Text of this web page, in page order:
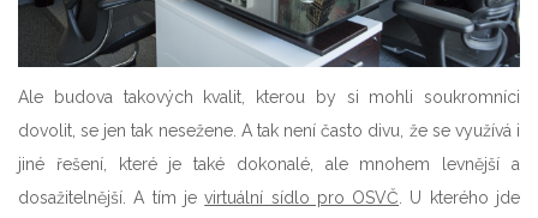
Ale budova takových kvalit, kterou by si mohli soukromníci
dovolit, se jen tak nesežene. A tak není často divu, že se využívá i
jiné řešení, které je také dokonalé, ale mnohem levnější a
dosažitelnější. A tím jevirtuální sídlo pro OSVČ . U kterého jde